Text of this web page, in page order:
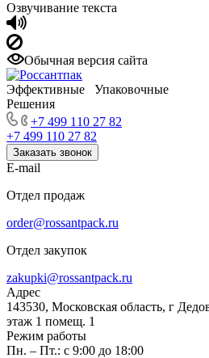
Озвучивание текста
Обычная версия сайта
Эффективные Упаковочные
Решения
+7 499 110 27 82
+7 499 110 27 82
Заказать звонок
E-mail
Отдел продаж
order@rossantpack.ru
Отдел закупок
zakupki@rossantpack.ru
Адрес
143530, Московская область, г
этаж 1 помещ. 1
Режим работы
Пн. – Пт.: с 9:00 до 18:00